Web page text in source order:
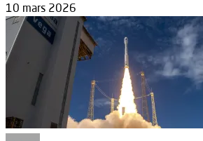
10 mars 2026